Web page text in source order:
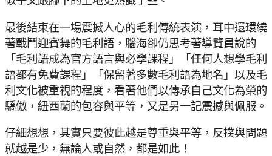
最後結束在一場震撼人心的毛利傳統表演，耳中還環繞
著戰鬥迎賓舞的毛利語，腦海卻仍思考著導覽員說的
「毛利語成為官方語言與必學課程」「任何人想學毛利
語都有免費課程」「保留著多數毛利語為地名」以及毛
利文化被重視的程度，看著他們以傳承自己文化為榮的
驕傲，紐西蘭的包容與平等，又是另一記震撼與佩服。
仔細想想，其實只要彼此越是尊重與平等，反撲與問題
就越是少，無論人或自然，都是如此！